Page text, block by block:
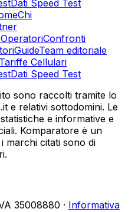
Dati Speed Test
Chi
OperatoriConfronti
GuideTeam editoriale
Cellulari
Dati Speed Test
sono raccolti tramite lo
e relativi sottodomini. Le
e informative e
Komparatore è un
marchi citati sono di
35008880 · Informativa